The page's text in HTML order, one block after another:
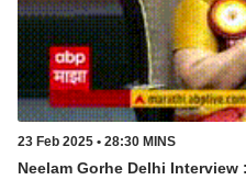
23 Feb 2025 • 28:30 MINS
Neelam Gorhe Delhi Interview :